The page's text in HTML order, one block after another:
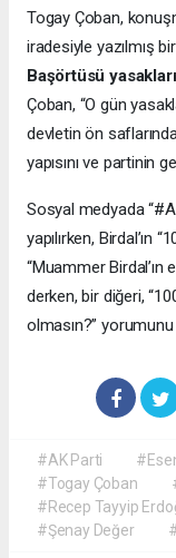
Togay Çoban,
iradesiyle yazılmış
Başörtüsü
Çoban, “O gün
devletin ön
yapısını ve partinin
Sosyal medyada
yapılırken, Birdal’ın
“Muammer
derken, bir diğeri,
olmasın?” yorumunu
#AK Parti
#Togay Çoban
#Recep Tayyip
#Şenay Değer